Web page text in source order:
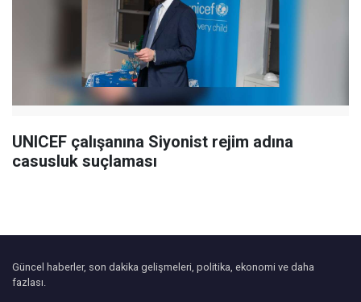
UNICEF çalışanına Siyonist rejim adına
casusluk suçlaması
Güncel haberler, son dakika gelişmeleri, politika, ekonomi ve daha
fazlası.